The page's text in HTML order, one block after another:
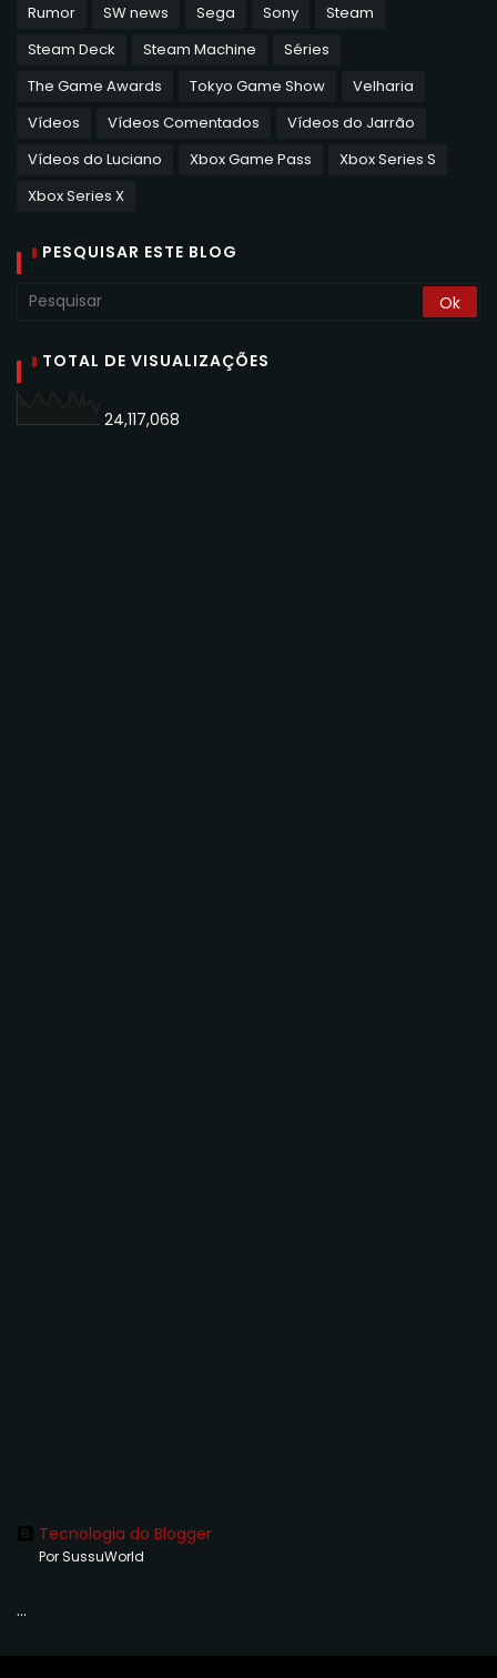
Rumor
SW news Sega Sony
Steam
Steam Deck
Steam Machine
Séries
The Game Awards
Tokyo Game Show
Velharia
Vídeos
Vídeos Comentados
Vídeos do Jarrão
Vídeos do Luciano
Xbox Game Pass
Xbox Series S
Xbox Series X
PESQUISAR ESTE BLOG
TOTAL DE VISUALIZAÇÕES
24,117,068
Tecnologia do Blogger
Por SussuWorld
...